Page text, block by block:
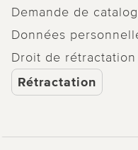
Demande de
Données
Droit de rétractation
Rétractation